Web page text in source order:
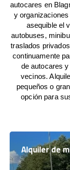
autocares en
y
asequible el
autobuses,
traslados
continuamente
de autocares
vecinos.
pequeños o
opción para
Alquiler de